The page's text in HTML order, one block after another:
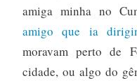
amiga minha no
amigo que ia
moravam perto de
cidade, ou algo do